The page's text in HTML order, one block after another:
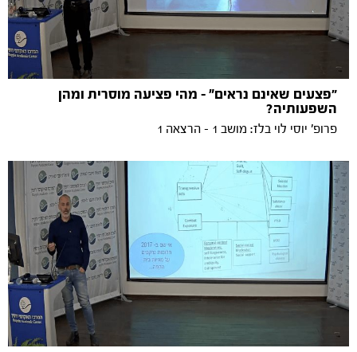
״פצעים שאינם נראים" - מהי פציעה מוסרית ומהן
השפעותיה?
פרופ' יוסי לוי בלז: מושב 1 - הרצאה 1